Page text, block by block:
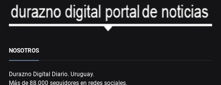
NOSOTROS
Durazno Digital Diario. Uruguay.
Más de 88.000 seguidores en redes sociales.